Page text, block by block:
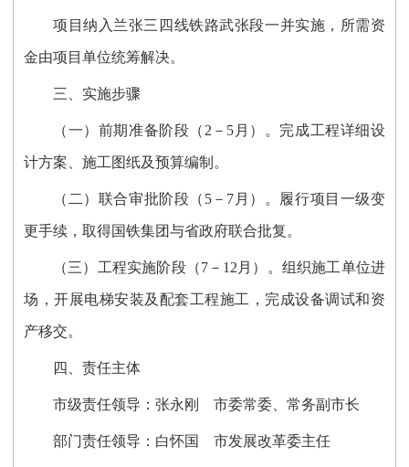
项目纳入兰张三四线铁路武张段一并实施，所需资
金由项目单位统筹解决。
三、实施步骤
（一）前期准备阶段（2－5月）。 完成工程详细设
计方案、施工图纸及预算编制。
（二）联合审批阶段（5－7月）。 履行项目一级变
更手续，取得国铁集团与省政府联合批复。
（三）工程实施阶段（7－12月）。 组织施工单位进
场，开展电梯安装及配套工程施工，完成设备调试和资
产移交。
四、责任主体
市级责任领导：张永刚 市委常委、常务副市长
部门责任领导：白怀国 市发展改革委主任